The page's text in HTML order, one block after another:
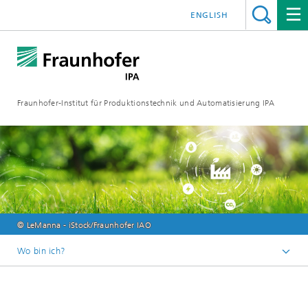
Fraunhofer-Institut für Produktionstechnik und Automatisierung IPA
ENGLISH
© LeManna - iStock/Fraunhofer IAO
Wo bin ich?